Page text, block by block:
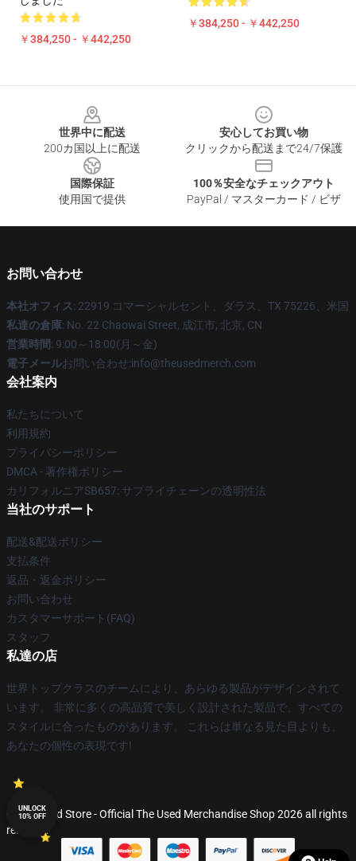
￥384,250 - ￥442,250
￥384,250 - ￥442,250
世界中に配送
200カ国以上に配送
安心してお買い物
クリックから配送まで24/7保護
国際保証
使用国で提供
100％安全なチェックアウト
PayPal / マスターカード / ビザ
お問い合わせ
本社オフィス: 22919 コマーシャルセント、ダラス、TX 75226、米国
私達の倉庫: No. 22 Chaowai Street, 成江市, 北京, CN
営業時間: 9:00～18:00(月～金)
電子メールお問い合わせ:info@theusedmerch.com
会社案内
私たちについて
利用規約
プライバシーポリシー
DMCA - 著作権ポリシー
カリフォルニアSB657: サプライチェーンの透明性法
当社のサポート
配送&配送ポリシー
支払条件
返品・返金ポリシー
お問い合わせ
カスタマーサポート(FAQ)
スタッフ
私達の店
世界トップクラスのチームにより、あらゆる製品がデザインされて
います。 非常に多くの高品質で美しく設計された製品で、すべての
スタイルに合ったものがあります。 これらは単なる見た目よりも、
あなたの個性の表現です!
© The Used Store - Official The Used Merchandise Shop 2026 all rights
reserved
UNLOCK
10% OFF